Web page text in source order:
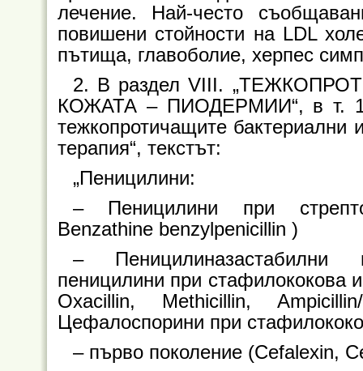
лечение. Най-често
повишени стойности на LDL
пътища, главоболие, херпес
2. В раздел VIII.
КОЖАТА – ПИОДЕРМИИ“, в т. 1
тежкопротичащите бактериални
терапия“, текстът:
„Пеницилини:
– Пеницилини при
Benzathine benzylpenicillin )
– Пеницилиназастабилни
пеницилини при стафилококова
Oxacillin, Methicillin,
Цефалоспорини при
– първо поколение (Cefalexin,